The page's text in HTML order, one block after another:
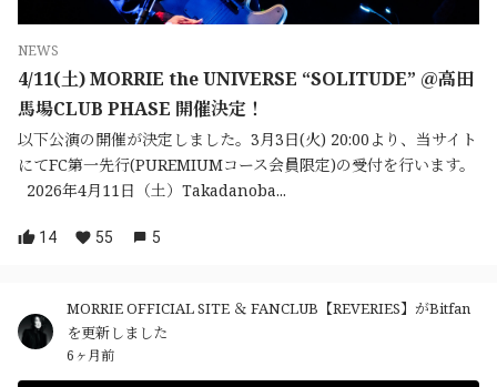
NEWS
4/11(土) MORRIE the UNIVERSE “SOLITUDE” ＠高田
馬場CLUB PHASE 開催決定！
以下公演の開催が決定しました。3月3日(火) 20:00より、当サイト
にてFC第一先行(PUREMIUMコース会員限定)の受付を行います。
2026年4月11日（土）Takadanoba...
14 55 5
MORRIE OFFICIAL SITE ＆ FANCLUB【REVERIES】がBitfan
を更新しました
6ヶ月前